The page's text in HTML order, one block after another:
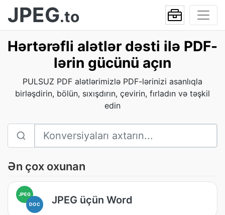
JPEG.to
Hərtərəfli alətlər dəsti ilə PDF-
lərin gücünü açın
PULSUZ PDF alətlərimizlə PDF-lərinizi asanlıqla
birləşdirin, bölün, sıxışdırın, çevirin, fırladın və təşkil
edin
Ən çox oxunan
JPEG
DOC
JPEG üçün Word